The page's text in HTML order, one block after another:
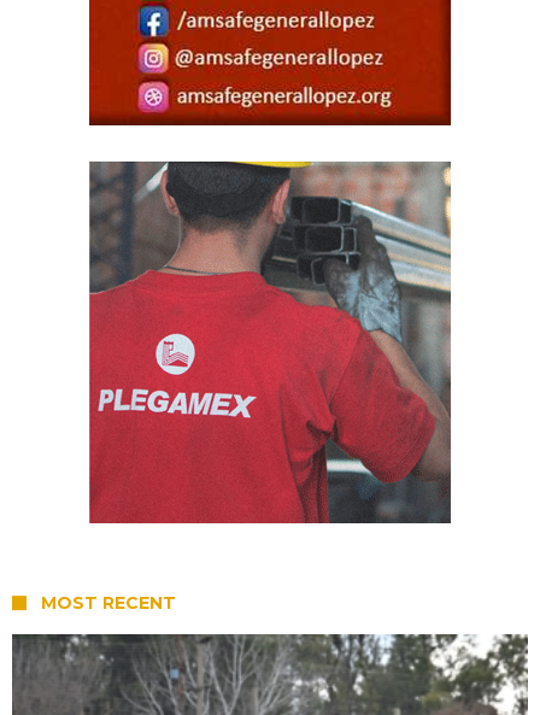
MOST RECENT